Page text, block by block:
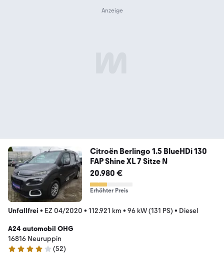
Citroën Berlingo 1.5 BlueHDi 130
FAP Shine XL 7 Sitze N
20.980 €
Erhöhter Preis
Unfallfrei • EZ 04/2020 • 112.921 km • 96 kW (131 PS) • Diesel
A24 automobil OHG
16816 Neuruppin
4.2 Sterne
(52)